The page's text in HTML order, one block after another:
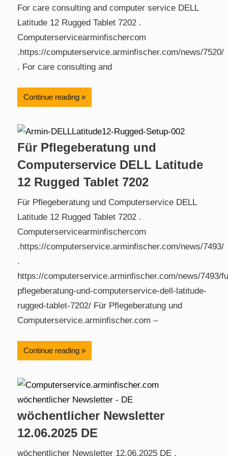
For care consulting and computer service DELL
Latitude 12 Rugged Tablet 7202 .
Computerservicearminfischercom
.https://computerservice.arminfischer.com/news/7520/
. For care consulting and
Continue reading
Für Pflegeberatung und
Computerservice DELL Latitude
12 Rugged Tablet 7202
Für Pflegeberatung und Computerservice DELL
Latitude 12 Rugged Tablet 7202 .
Computerservicearminfischercom
.https://computerservice.arminfischer.com/news/7493/
.
https://computerservice.arminfischer.com/news/7493/
pflegeberatung-und-computerservice-dell-latitude-
rugged-tablet-7202/ Für Pflegeberatung und
Computerservice.arminfischer.com –
Continue reading
wöchentlicher Newsletter
12.06.2025 DE
wöchentlicher Newsletter 12.06.2025 DE .